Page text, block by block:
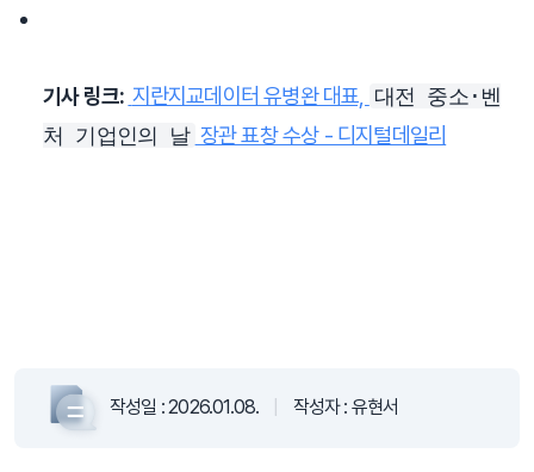
기사 링크: 지란지교데이터 유병완 대표,
대전 중소·벤
처 기업인의 날 장관 표창 수상 - 디지털데일리
작성일 :2026.01.08. 작성자 : 유현서